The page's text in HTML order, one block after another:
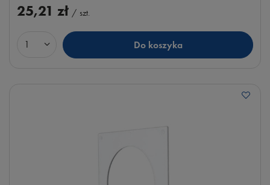
25,21 zł / szt.
Ilość produktów Do koszyka